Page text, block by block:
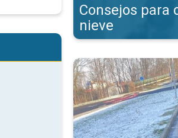
Consejos para
nieve
Los diferentes tipos de